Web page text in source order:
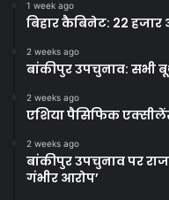
1 week ago
बिहार कैबिनेट: 22
2 weeks ago
बांकीपुर उपचुनाव: सभी
2 weeks ago
एशिया पैसिफिक
2 weeks ago
बांकीपुर उपचुनाव पर
गंभीर आरोप’